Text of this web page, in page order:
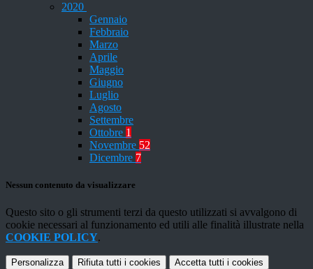
2020
Gennaio
Febbraio
Marzo
Aprile
Maggio
Giugno
Luglio
Agosto
Settembre
Ottobre 1
Novembre 52
Dicembre 7
Nessun contenuto da visualizzare
Questo sito o gli strumenti terzi da questo utilizzati si avvalgono di
cookie necessari al funzionamento ed utili alle finalità illustrate nella
COOKIE POLICY.
Personalizza Rifiuta tutti i cookies Accetta tutti i cookies